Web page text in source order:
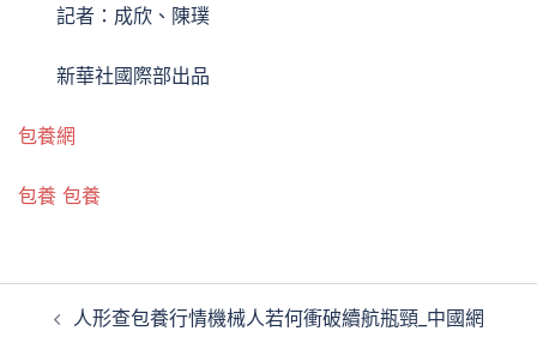
記者：成欣、陳璞
新華社國際部出品
包養網
包養 包養
人形查包養行情機械人若何衝破續航瓶頸_中國網